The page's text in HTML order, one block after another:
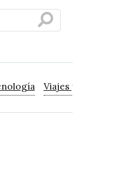
Viajes y Turismo